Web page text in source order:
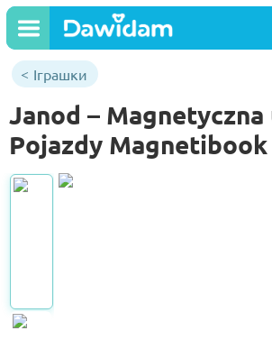
Іграшки
Janod – Magnetyczna
Pojazdy Magnetibook